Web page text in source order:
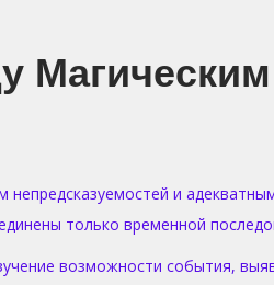
и
только временной
возможности события,